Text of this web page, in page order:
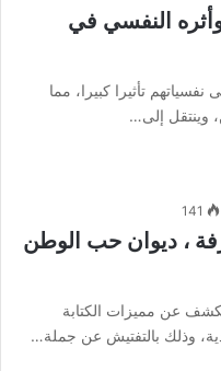
وأثره النفسي في
تأثيرا كبيرا، مما
وينتقل إلى…
141
، ديوان حب الوطن
عن مميزات الكتابة
وذلك بالتفتيش عن جملة…